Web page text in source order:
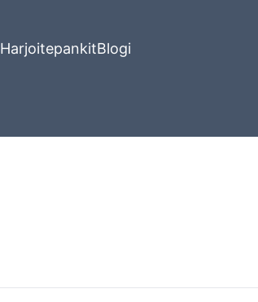
HarjoitepankitBlogi